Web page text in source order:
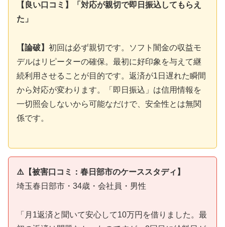
【良い口コミ】「対応が親切で即日振込してもらえ
た」
【論破】 初回は必ず親切です。ソフト闇金の収益モ
デルはリピーターの確保。最初に好印象を与えて継
続利用させることが目的です。返済が1日遅れた瞬間
から対応が変わります。「即日振込」は信用情報を
一切照会しないから可能なだけで、安全性とは無関
係です。
⚠️【被害口コミ：春日部市のケーススタディ】
埼玉春日部市・34歳・会社員・男性
「月1返済と聞いて安心して10万円を借りました。最